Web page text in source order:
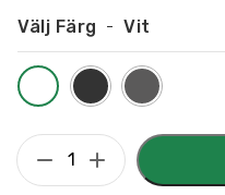
Välj Färg Vit
Flaggskylt
Förråd